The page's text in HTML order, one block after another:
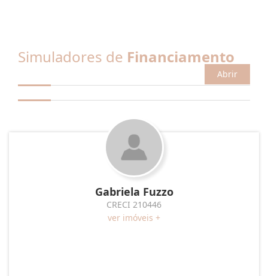
Simuladores de Financiamento
Abrir
Gabriela Fuzzo
CRECI 210446
ver imóveis +